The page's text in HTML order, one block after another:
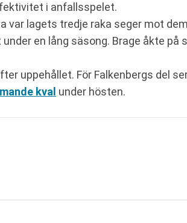
i anfallsspelet.
lagets tredje raka seger mot
en lång säsong. Brage åkte på
uppehållet. För Falkenbergs del
kval under hösten.